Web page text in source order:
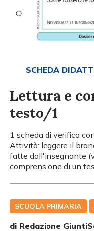
SCHEDA
Lettura e
testo/1
1 scheda di verifica
Attività: leggere il
fatte dall'insegnante
comprensione di un
SCUOLA PRIMARIA
di Redazione